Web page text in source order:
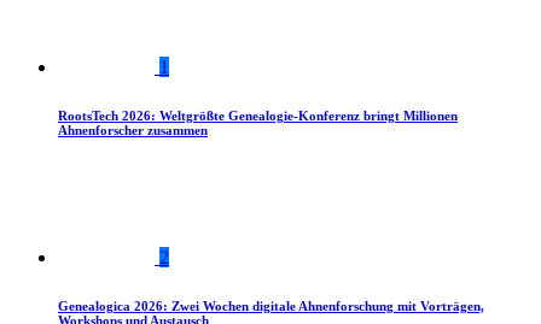
1
RootsTech 2026: Weltgrößte Genealogie-Konferenz bringt Millionen
Ahnenforscher zusammen
2
Genealogica 2026: Zwei Wochen digitale Ahnenforschung mit Vorträgen,
Workshops und Austausch